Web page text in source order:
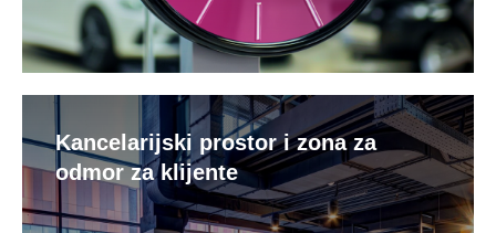
Kancelarijski prostor i zona za
odmor za klijente